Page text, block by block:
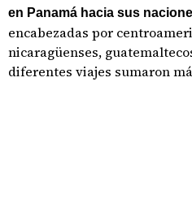
en Panamá hacia sus
encabezadas por
nicaragüenses,
diferentes viajes sumaron